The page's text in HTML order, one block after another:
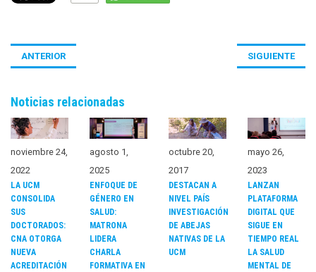
ANTERIOR SIGUIENTE
Noticias relacionadas
noviembre 24,
2022
LA UCM
CONSOLIDA
SUS
DOCTORADOS:
CNA OTORGA
NUEVA
ACREDITACIÓN
agosto 1,
2025
ENFOQUE DE
GÉNERO EN
SALUD:
MATRONA
LIDERA
CHARLA
FORMATIVA EN
octubre 20,
2017
DESTACAN A
NIVEL PAÍS
INVESTIGACIÓN
DE ABEJAS
NATIVAS DE LA
UCM
mayo 26,
2023
LANZAN
PLATAFORMA
DIGITAL QUE
SIGUE EN
TIEMPO REAL
LA SALUD
MENTAL DE